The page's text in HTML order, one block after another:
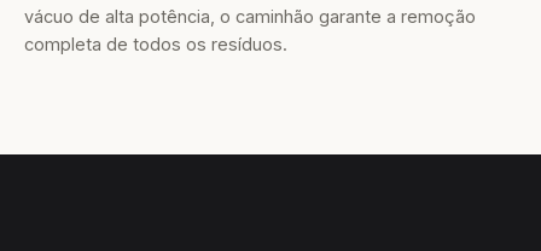
vácuo de alta potência, o caminhão garante a remoção
completa de todos os resíduos.